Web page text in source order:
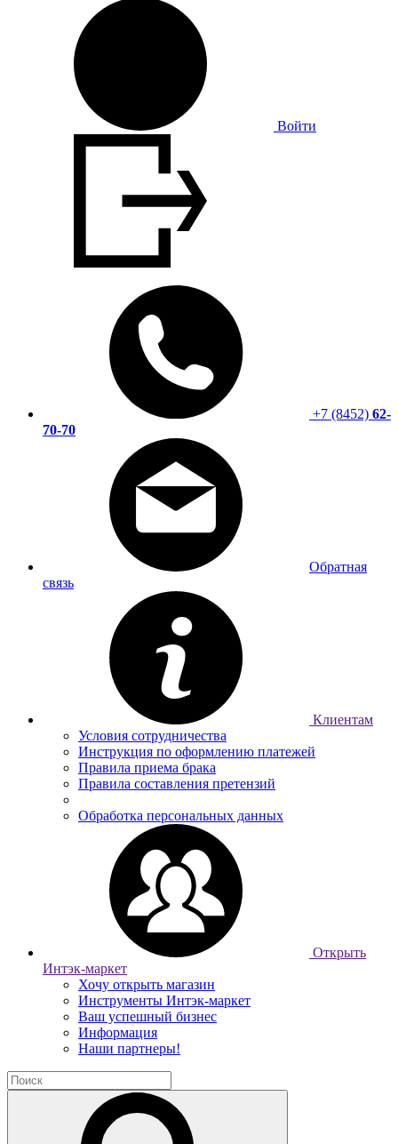
Войти
+7 (8452) 62-
70-70
Обратная
связь
Клиентам
Условия сотрудничества
Инструкция по оформлению платежей
Правила приема брака
Правила составления претензий
Обработка персональных данных
Открыть
Интэк-маркет
Хочу открыть магазин
Инструменты Интэк-маркет
Ваш успешный бизнес
Информация
Наши партнеры!